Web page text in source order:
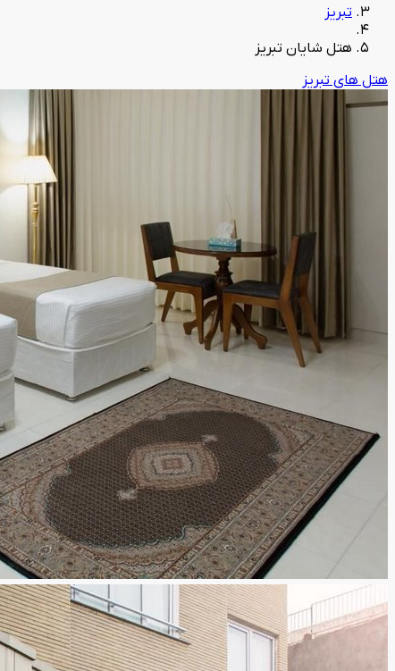
تبریز
هتل شایان تبریز
هتل های تبریز